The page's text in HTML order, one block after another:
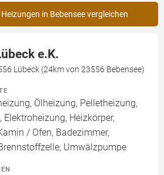
in Bebensee vergleichen
e.K.
Lübeck (24km von 23556 Bebensee)
Ölheizung, Pelletheizung,
Elektroheizung, Heizkörper,
/ Ofen, Badezimmer,
Umwälzpumpe